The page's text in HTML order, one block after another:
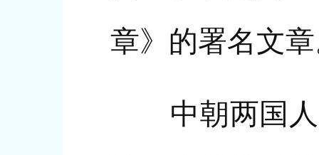
章》的署名文
中朝两国人